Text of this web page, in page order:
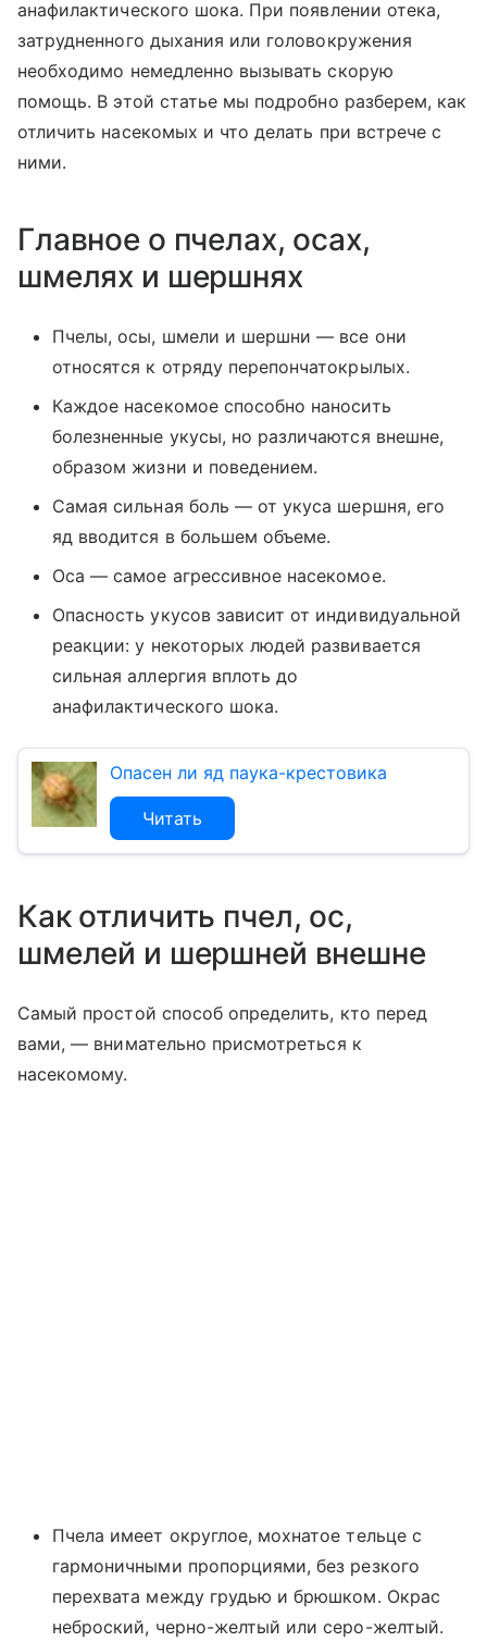
анафилактического шока. При появлении отека,
затрудненного дыхания или головокружения
необходимо немедленно вызывать скорую
помощь. В этой статье мы подробно разберем, как
отличить насекомых и что делать при встрече с
ними.
Главное о пчелах, осах,
шмелях и шершнях
Пчелы, осы, шмели и шершни — все они
относятся к отряду перепончатокрылых.
Каждое насекомое способно наносить
болезненные укусы, но различаются внешне,
образом жизни и поведением.
Самая сильная боль — от укуса шершня, его
яд вводится в большем объеме.
Оса — самое агрессивное насекомое.
Опасность укусов зависит от индивидуальной
реакции: у некоторых людей развивается
сильная аллергия вплоть до
анафилактического шока.
Опасен ли яд паука-крестовика
Читать
Как отличить пчел, ос,
шмелей и шершней внешне
Самый простой способ определить, кто перед
вами, — внимательно присмотреться к
насекомому.
Пчела имеет округлое, мохнатое тельце с
гармоничными пропорциями, без резкого
перехвата между грудью и брюшком. Окрас
неброский, черно-желтый или серо-желтый.